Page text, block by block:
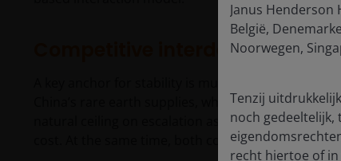
Competitive interdependence
China’s rare earth supplies, while China needs
natural ceiling on escalation as neither side can
cost. At the same time, both continue to invest
Janus
België,
Noorwegen,
Tenzij
noch gedeeltelijk,
recht hiertoe of